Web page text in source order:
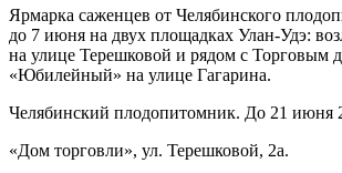
Ярмарка саженцев от Челябинского
до 7 июня на двух площадках Улан‑Удэ:
на улице Терешковой и рядом с Торговым
«Юбилейный» на улице Гагарина.
Челябинский плодопитомник. До 21 июня
«Дом торговли», ул. Терешковой, 2а.